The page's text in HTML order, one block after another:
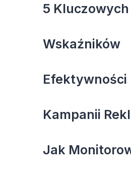
5 Kluczowych
Wskaźników
Efektywności
Kampanii
Jak